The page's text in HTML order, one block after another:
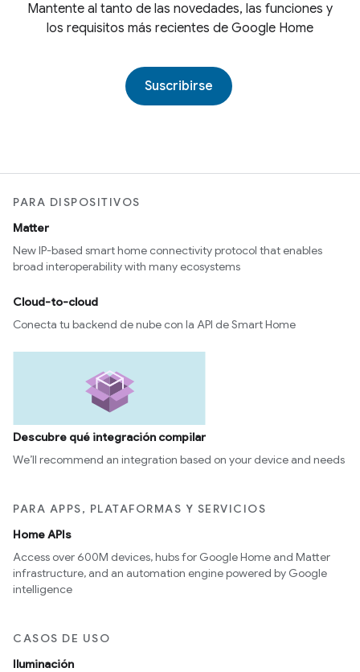
Mantente al tanto de las novedades, las funciones y
los requisitos más recientes de Google Home
Suscribirse
PARA DISPOSITIVOS
Matter
New IP-based smart home connectivity protocol that enables
broad interoperability with many ecosystems
Cloud-to-cloud
Conecta tu backend de nube con la API de Smart Home
Descubre qué integración compilar
We’ll recommend an integration based on your device and needs
PARA APPS, PLATAFORMAS Y SERVICIOS
Home APIs
Access over 600M devices, hubs for Google Home and Matter
infrastructure, and an automation engine powered by Google
intelligence
CASOS DE USO
Iluminación